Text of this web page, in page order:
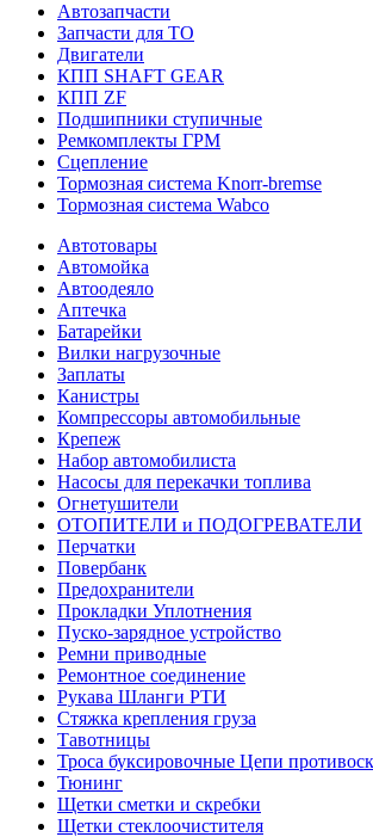
Автозапчасти
Запчасти для ТО
Двигатели
КПП SHAFT GEAR
КПП ZF
Подшипники ступичные
Ремкомплекты ГРМ
Сцепление
Тормозная система Knorr-bremse
Тормозная система Wabco
Автотовары
Автомойка
Автоодеяло
Аптечка
Батарейки
Вилки нагрузочные
Заплаты
Канистры
Компрессоры автомобильные
Крепеж
Набор автомобилиста
Насосы для перекачки топлива
Огнетушители
ОТОПИТЕЛИ и ПОДОГРЕВАТЕЛИ
Перчатки
Повербанк
Предохранители
Прокладки Уплотнения
Пуско-зарядное устройство
Ремни приводные
Ремонтное соединение
Рукава Шланги РТИ
Стяжка крепления груза
Тавотницы
Троса буксировочные Цепи
Тюнинг
Щетки сметки и скребки
Щетки стеклоочистителя